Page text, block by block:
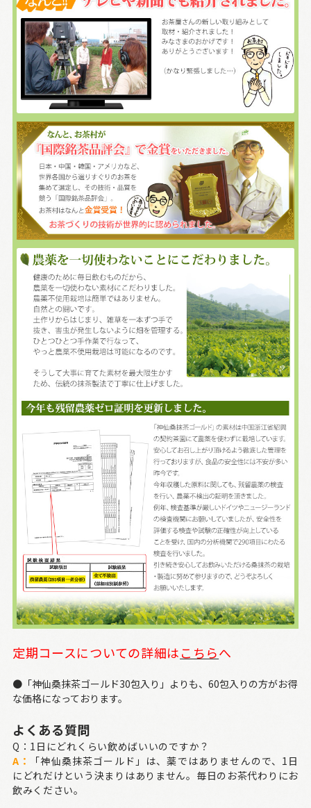
定期コースについての詳細はこちらへ
●「神仙桑抹茶ゴールド30包入り」よりも、60包入りの方がお得
な価格になっております。
よくある質問
Q：1日にどれくらい飲めばいいのですか？
A：
「神仙桑抹茶ゴールド」は、薬ではありませんので、1日
にどれだけという決まりはありません。毎日のお茶代わりにお
飲みください。